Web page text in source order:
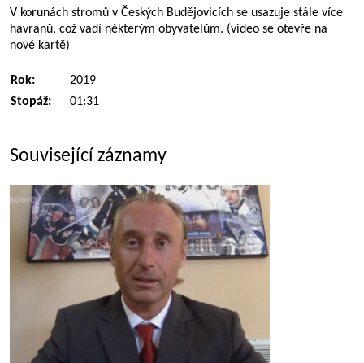
V korunách stromů v Českých Budějovicích se usazuje stále více
havranů, což vadí některým obyvatelům. (video se otevře na
nové kartě)
Rok:
2019
Stopáž:
01:31
Související záznamy